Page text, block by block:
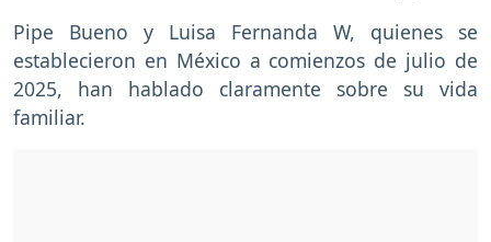
Pipe Bueno y Luisa Fernanda W, quienes se
establecieron en México a comienzos de julio de
2025, han hablado claramente sobre su vida
familiar.